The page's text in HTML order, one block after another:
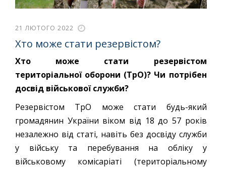
21 ЛЮТОГО 2022
Хто може стати резервістом?
Хто може стати резервістом
територіальної оборони (ТрО)? Чи потрібен
досвід військової служби?
Резервістом ТрО може стати будь-який
громадянин України віком від 18 до 57 років
незалежно від статі, навіть без досвіду служби
у війську та перебування на обліку у
військовому комісаріаті (територіальному